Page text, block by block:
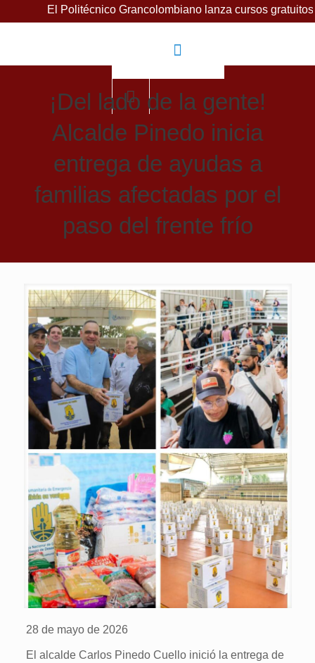
Grancolombiano lanza cursos gratuitos para
¡Del lado de la gente!
Alcalde Pinedo inicia
entrega de ayudas a
familias afectadas por el
paso del frente frío
28 de mayo de 2026
El alcalde Carlos Pinedo Cuello inició la entrega de